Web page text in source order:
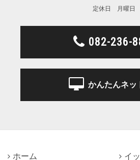
定休日 月曜日
082-236-
かんたんネッ
ホーム イ